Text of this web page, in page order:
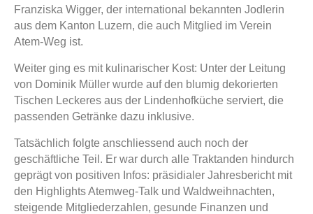
Franziska Wigger, der international bekannten Jodlerin
aus dem Kanton Luzern, die auch Mitglied im Verein
Atem-Weg ist.
Weiter ging es mit kulinarischer Kost: Unter der Leitung
von Dominik Müller wurde auf den blumig dekorierten
Tischen Leckeres aus der Lindenhofküche serviert, die
passenden Getränke dazu inklusive.
Tatsächlich folgte anschliessend auch noch der
geschäftliche Teil. Er war durch alle Traktanden hindurch
geprägt von positiven Infos: präsidialer Jahresbericht mit
den Highlights Atemweg-Talk und Waldweihnachten,
steigende Mitgliederzahlen, gesunde Finanzen und